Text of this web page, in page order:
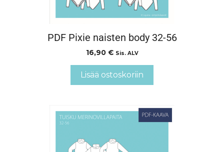
PDF Pixie naisten body 32-56
16,90 € Sis. ALV
Lisää ostoskoriin